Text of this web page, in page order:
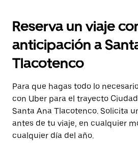
el
y
selecciona
una
Presiona
la
tecla Esc
para
cerrar
el
calendario.
Reserva un viaje
anticipación a
Tlacotenco
Para que hagas todo lo
con Uber para el trayecto
Santa Ana Tlacotenco. Solicita
antes de tu viaje, en cualquier
cualquier día del año.